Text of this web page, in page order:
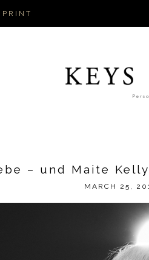
– und Maite
MARCH 25,